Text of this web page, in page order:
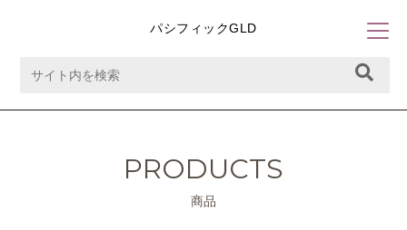
パシフィックGLD
PRODUCTS
商品